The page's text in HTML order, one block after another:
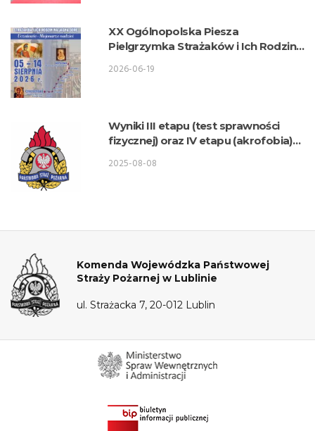
XX Ogólnopolska Piesza
Pielgrzymka Strażaków i Ich Rodzin
2026-06-19
Wyniki III etapu (test sprawności
fizycznej) oraz IV etapu (akrofobia)
przyjęcie do służby w KW PSP Lublin
2025-08-08
Komenda Wojewódzka Państwowej
Straży Pożarnej w Lublinie
ul. Strażacka 7, 20-012 Lublin